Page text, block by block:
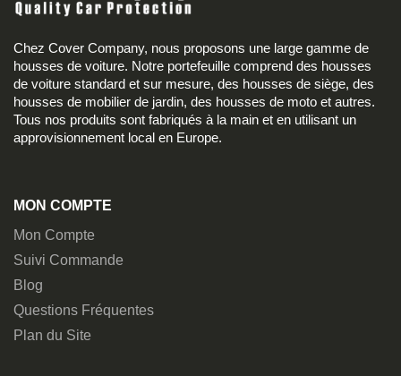
Chez Cover Company, nous proposons une large gamme de
housses de voiture. Notre portefeuille comprend des housses
de voiture standard et sur mesure, des housses de siège, des
housses de mobilier de jardin, des housses de moto et autres.
Tous nos produits sont fabriqués à la main et en utilisant un
approvisionnement local en Europe.
MON COMPTE
Mon Compte
Suivi Commande
Blog
Questions Fréquentes
Plan du Site